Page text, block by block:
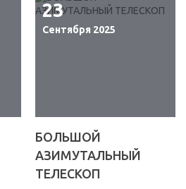
23
Сентября 2025
БОЛЬШОЙ
АЗИМУТАЛЬНЫЙ
ТЕЛЕСКОП